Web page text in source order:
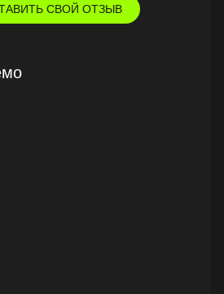
СВОЙ ОТЗЫВ